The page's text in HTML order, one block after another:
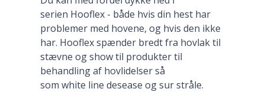
serien Hooflex - både hvis din hest har
problemer med hovene, og hvis den ikke
har. Hooflex spænder bredt fra hovlak til
stævne og show til produkter til
behandling af hovlidelser så
som white line desease og sur stråle.